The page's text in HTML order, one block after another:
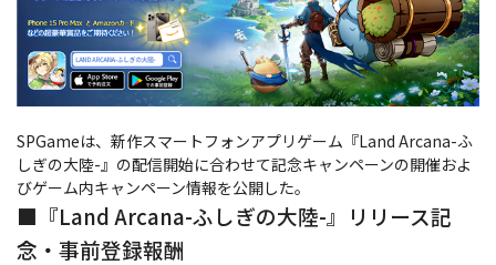
SPGameは、 新作スマートフォンアプリゲーム『Land Arcana-ふ
しぎの大陸-』の配信開始に合わせて記念キャンペーンの開催およ
びゲーム内キャンペーン情報を公開した。
■『Land Arcana-ふしぎの大陸-』リリース記
念・事前登録報酬